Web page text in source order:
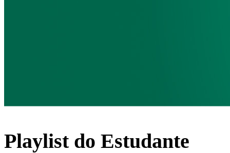
Playlist do Estudante